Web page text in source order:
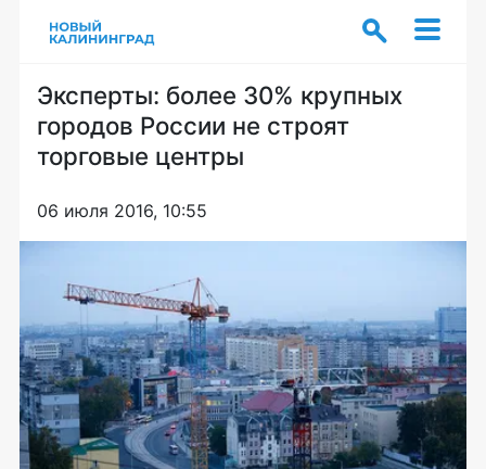
Эксперты: более 30% крупных
городов России не строят
торговые центры
06 июля 2016, 10:55